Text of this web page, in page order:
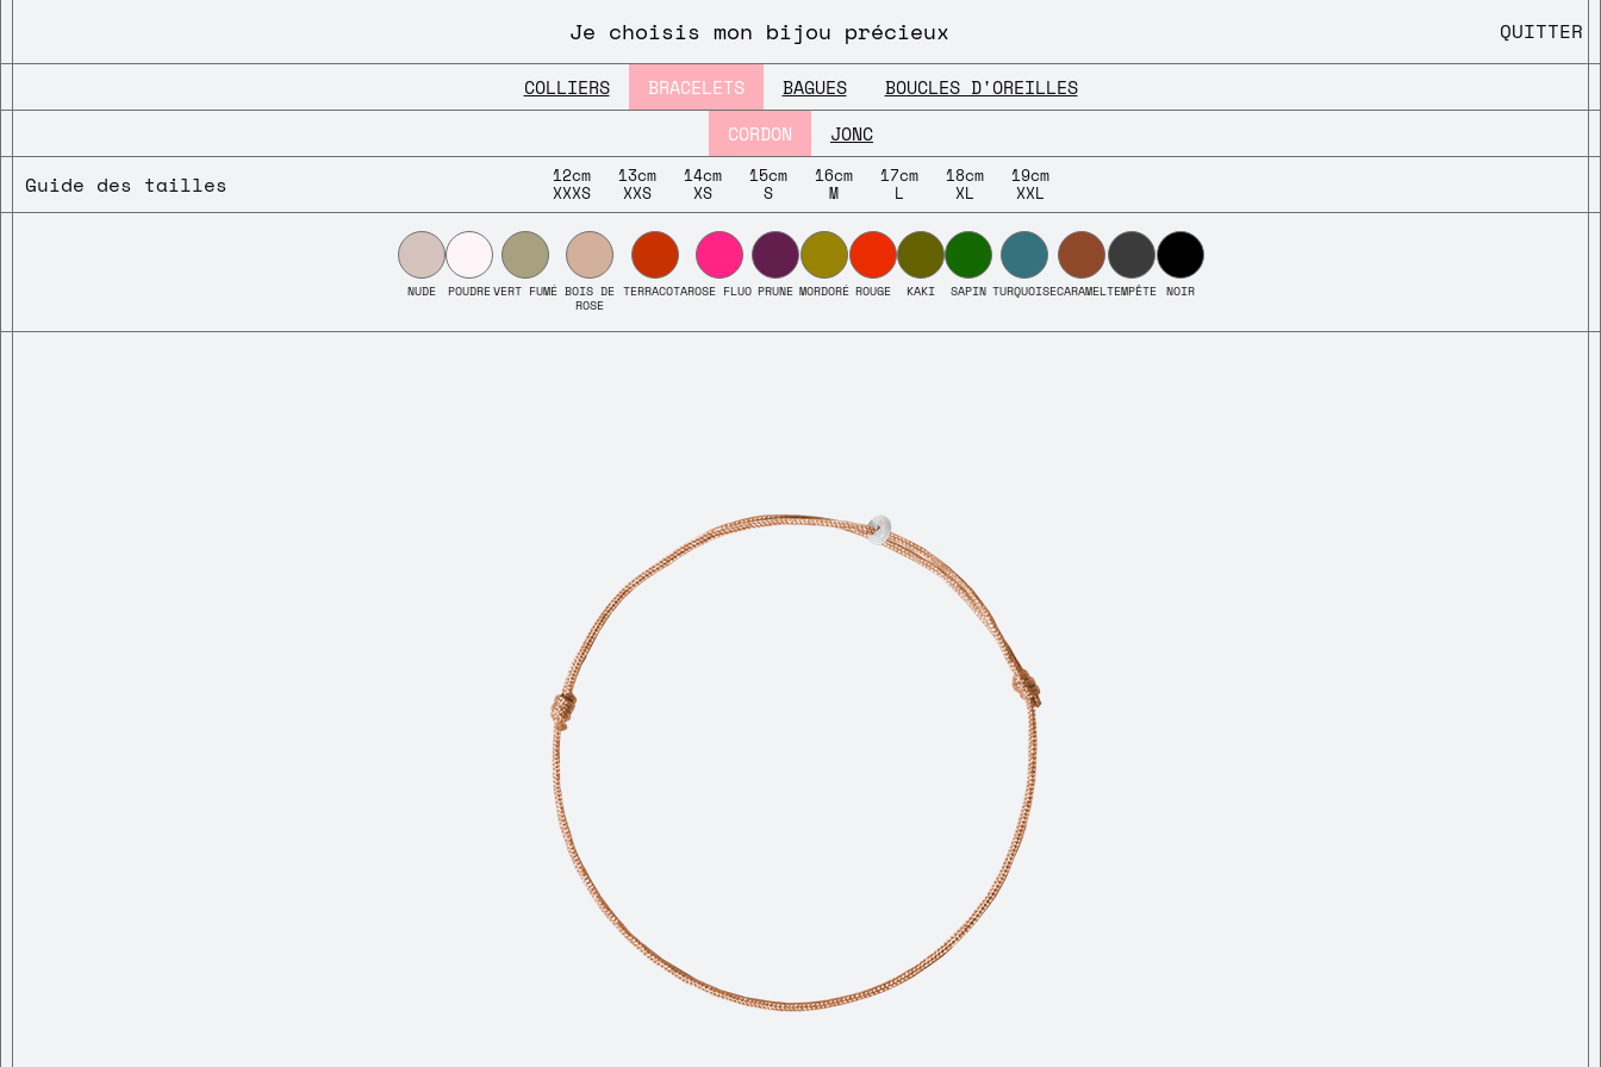
Je choisis mon bijou précieux QUITTER
COLLIERS BRACELETS BAGUES
BOUCLES D'OREILLES
CORDON
JONC
Guide des tailles 12cm
XXXS
13cm
XXS
14cm
XS
15cm
S
16cm
M
17cm
L
18cm
XL
19cm
XXL
NUDE POUDREVERT FUMÉ BOIS DE
ROSE
TERRACOTAROSE FLUO PRUNE MORDORÉ ROUGE KAKI SAPIN TURQUOISECARAMELTEMPÊTE NOIR